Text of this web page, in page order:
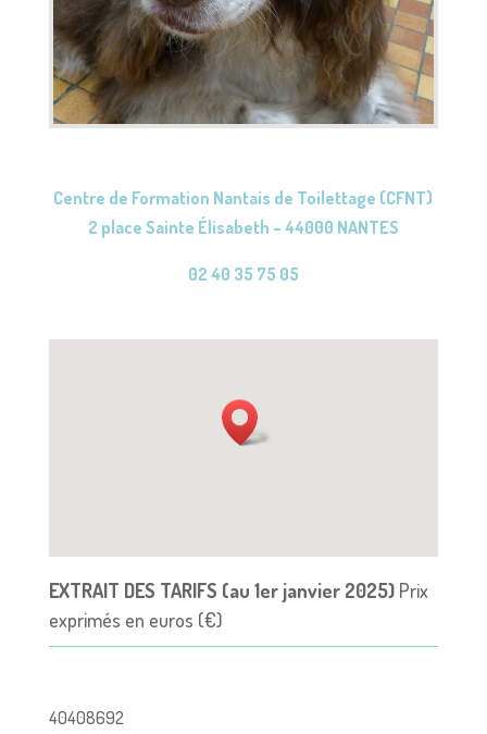
Centre de Formation Nantais de Toilettage (CFNT)
2 place Sainte Élisabeth – 44000 NANTES
02 40 35 75 05
EXTRAIT DES TARIFS (au 1er janvier 2025)Prix
exprimés en euros (€)
40408692